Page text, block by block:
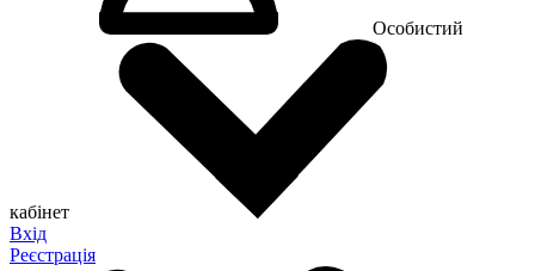
Особистий
кабінет
Вхід
Реєстрація